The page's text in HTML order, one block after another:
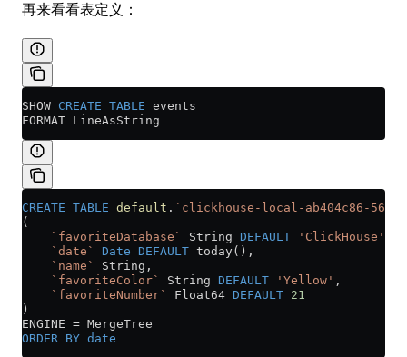
再来看看表定义：
SHOW CREATE TABLE events
FORMAT LineAsString
CREATE TABLE default . `clickhouse-local-ab404c86-56cc-
(
    `favoriteDatabase`
String DEFAULT 'ClickHouse'
    `date`
Date DEFAULT today(),
    `name`
String,
    `favoriteColor`
String DEFAULT 'Yellow' ,
    `favoriteNumber`
Float64 DEFAULT 21
)
ENGINE = MergeTree
ORDER BY date